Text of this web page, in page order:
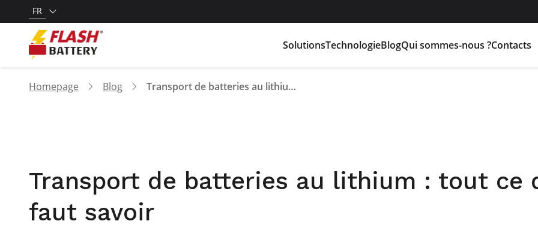
FR
SolutionsTechnologieBlogQui sommes-nous ?Contacts
Homepage Blog Transport de batteries au lithium : tout ce qu’il faut savoir
Transport de batteries au lithium : tout ce
faut savoir